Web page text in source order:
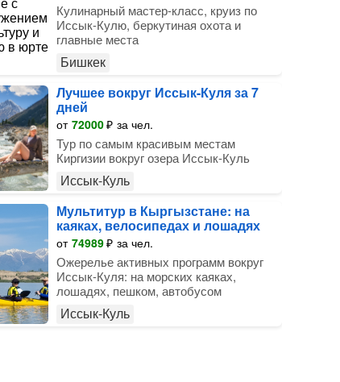
Кулинарный мастер-класс, круиз по
Иссык-Кулю, беркутиная охота и
главные места
Бишкек
Лучшее вокруг Иссык-Куля за 7
дней
от 72000₽ за чел.
Тур по самым красивым местам
Киргизии вокруг озера Иссык-Куль
Иссык-Куль
Мультитур в Кыргызстане: на
каяках, велосипедах и лошадях
от 74989₽ за чел.
Ожерелье активных программ вокруг
Иссык-Куля: на морских каяках,
лошадях, пешком, автобусом
Иссык-Куль